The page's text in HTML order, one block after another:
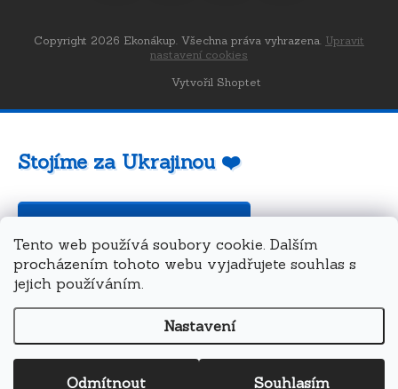
Tento web používá soubory cookie. Dalším
procházením tohoto webu vyjadřujete souhlas s
jejich používáním.
Nastavení
Odmítnout Souhlasím
Vytvořil Shoptet
Copyright 2026 Ekonákup. Všechna práva vyhrazena. Upravit
nastavení cookies
Stojíme za Ukrajinou ❤️